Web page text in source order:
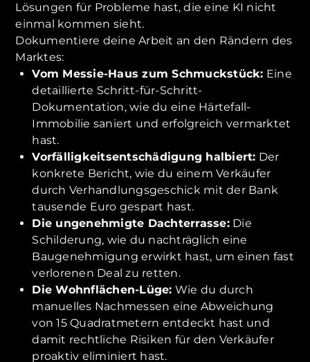
Lösungen für Probleme hast, die eine KI nicht
einmal kommen sieht.
Dokumentiere deine Arbeit an den Rändern des
Marktes:
Vom Messie-Haus zum Schmuckstück: Eine
detaillierte Schritt-für-Schritt-
Dokumentation, wie du eine Härtefall-
Immobilie saniert und erfolgreich vermarktet
hast.
Vorfälligkeitsentschädigung halbiert: Der
konkrete Bericht, wie du einem Verkäufer
durch Verhandlungsgeschick mit der Bank
tausende Euro gespart hast.
Die ungenehmigte Dachterrasse:Die
Schilderung, wie du nachträglich eine
Baugenehmigung erwirkt hast, um einen fast
verlorenen Deal zu retten.
Die Wohnflächen-Lüge: Wie du durch
manuelles Nachmessen eine Abweichung
von 15 Quadratmetern entdeckt hast und
damit rechtliche Risiken für den Verkäufer
proaktiv eliminiert hast.